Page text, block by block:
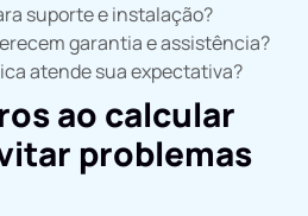
suporte e instalação?
garantia e assistência?
atende sua expectativa?
ao calcular
problemas